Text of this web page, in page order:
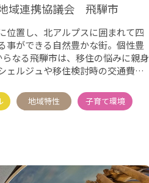
域連携協議会 飛騨市
位置し、北アルプスに囲まれて四
事ができる自然豊かな街。個性豊
なる飛騨市は、移住の悩みに親身
ェルジュや移住検討時の交通費・